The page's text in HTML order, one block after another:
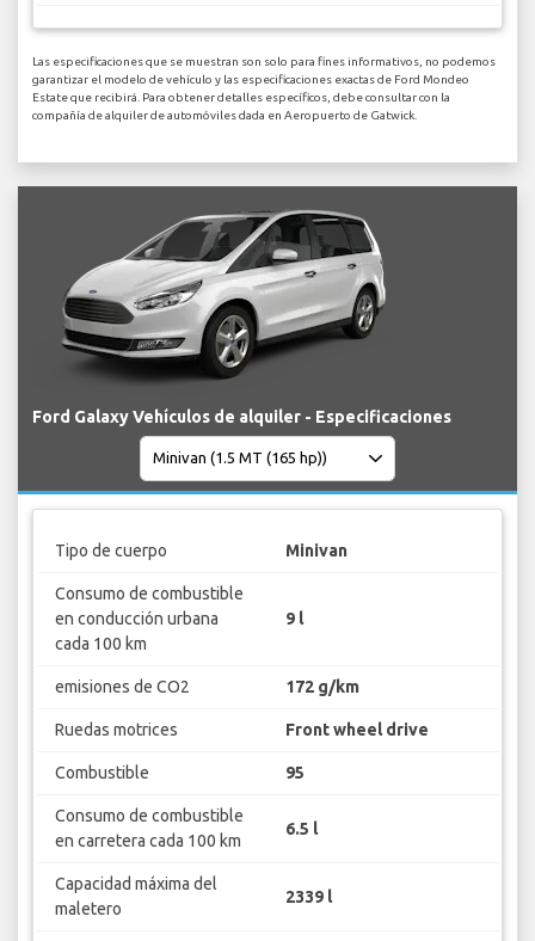
Las especificaciones que se muestran son solo para fines informativos, no podemos
garantizar el modelo de vehículo y las especificaciones exactas de Ford Mondeo
Estate que recibirá. Para obtener detalles específicos, debe consultar con la
compañía de alquiler de automóviles dada en Aeropuerto de Gatwick.
Ford Galaxy Vehículos de alquiler - Especificaciones
Tipo de cuerpo Minivan
Consumo de combustible
en conducción urbana
cada 100 km
9 l
emisiones de CO2 172 g/km
Ruedas motrices Front wheel drive
Combustible 95
Consumo de combustible
en carretera cada 100 km
6.5 l
Capacidad máxima del
maletero
2339 l